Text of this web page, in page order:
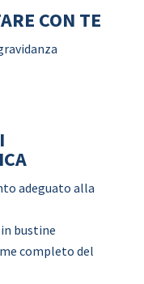
CON TE
adeguato alla
bustine
completo del